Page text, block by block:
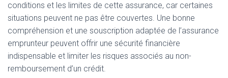
conditions et les limites de cette assurance, car certaines
situations peuvent ne pas être couvertes. Une bonne
compréhension et une souscription adaptée de l’assurance
emprunteur peuvent offrir une sécurité financière
indispensable et limiter les risques associés au non-
remboursement d’un crédit.